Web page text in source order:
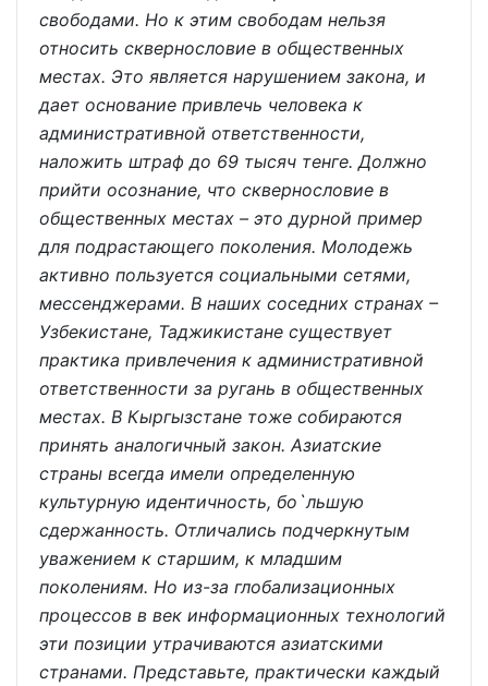
свободами. Но к этим свободам нельзя
относить сквернословие в общественных
местах. Это является нарушением закона, и
дает основание привлечь человека к
административной ответственности,
наложить штраф до 69 тысяч тенге. Должно
прийти осознание, что сквернословие в
общественных местах – это дурной пример
для подрастающего поколения. Молодежь
активно пользуется социальными сетями,
мессенджерами. В наших соседних странах –
Узбекистане, Таджикистане существует
практика привлечения к административной
ответственности за ругань в общественных
местах. В Кыргызстане тоже собираются
принять аналогичный закон. Азиатские
страны всегда имели определенную
культурную идентичность, бо`льшую
сдержанность. Отличались подчеркнутым
уважением к старшим, к младшим
поколениям. Но из-за глобализационных
процессов в век информационных технологий
эти позиции утрачиваются азиатскими
странами. Представьте, практически каждый